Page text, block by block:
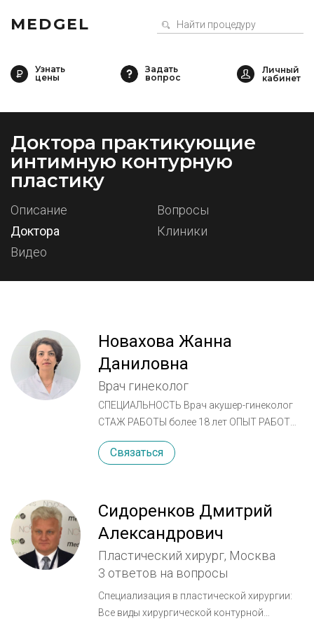
MEDGEL
Узнать
цены
Задать
вопрос
Доктора практикующие
интимную контурную
пластику
Описание
Вопросы
Доктора
Клиники
Видео
Новахова Жанна
Даниловна
Врач гинеколог
СПЕЦИАЛЬНОСТЬ Врач акушер-гинеколог
СТАЖ РАБОТЫ более 18 лет ОПЫТ РАБОТЫ
Врач акушер-гинеколог, Пятигорский
родильный дом (1998-2012 гг.) Врач акушер-
Дагестанский государственный
медицинский институт (1994 г.) Ординатура,
Московский медицинский
стоматологический институт им. Семашко
(1996 г.) Аспирантура, НИИ Курортологии г.
Пятигорск (2012 г.) ДОПОЛНИТЕЛЬНОЕ
ОБРАЗОВАНИЕ, КУРСЫ, ТРЕНИНГИ
Связаться
Сидоренков Дмитрий
Александрович
Пластический хирург, Москва
3 ответов на вопросы
Специализация в пластической хирургии:
Все виды хирургической контурной